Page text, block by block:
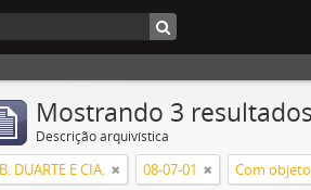
Mostrando 3 resultados
Descrição arquivística
DUARTE E CIA. 08-07-01 Com